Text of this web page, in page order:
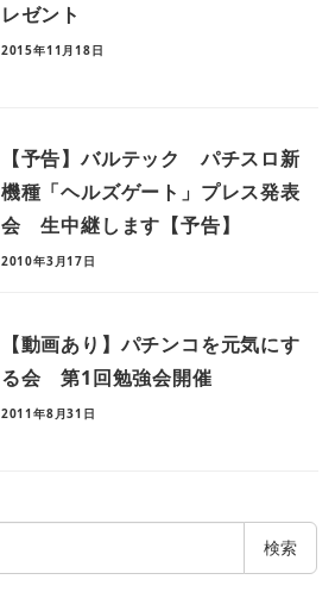
レゼント
2015年11月18日
【予告】バルテック パチスロ新
機種「ヘルズゲート」プレス発表
会 生中継します【予告】
2010年3月17日
【動画あり】パチンコを元気にす
る会 第1回勉強会開催
2011年8月31日
検索